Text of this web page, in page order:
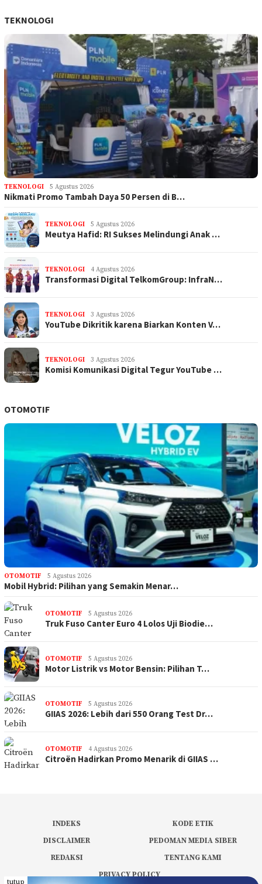
TEKNOLOGI
TEKNOLOGI 5 Agustus 2026
Nikmati Promo Tambah Daya 50 Persen di B…
TEKNOLOGI 5 Agustus 2026
Meutya Hafid: RI Sukses Melindungi Anak …
TEKNOLOGI 4 Agustus 2026
Transformasi Digital TelkomGroup: InfraN…
TEKNOLOGI 3 Agustus 2026
YouTube Dikritik karena Biarkan Konten V…
TEKNOLOGI 3 Agustus 2026
Komisi Komunikasi Digital Tegur YouTube …
OTOMOTIF
OTOMOTIF 5 Agustus 2026
Mobil Hybrid: Pilihan yang Semakin Menar…
OTOMOTIF 5 Agustus 2026
Truk Fuso Canter Euro 4 Lolos Uji Biodie…
OTOMOTIF 5 Agustus 2026
Motor Listrik vs Motor Bensin: Pilihan T…
OTOMOTIF 5 Agustus 2026
GIIAS 2026: Lebih dari 550 Orang Test Dr…
OTOMOTIF 4 Agustus 2026
Citroën Hadirkan Promo Menarik di GIIAS …
INDEKS
KODE ETIK
DISCLAIMER
PEDOMAN MEDIA SIBER
REDAKSI
TENTANG KAMI
PRIVACY POLICY
tutup